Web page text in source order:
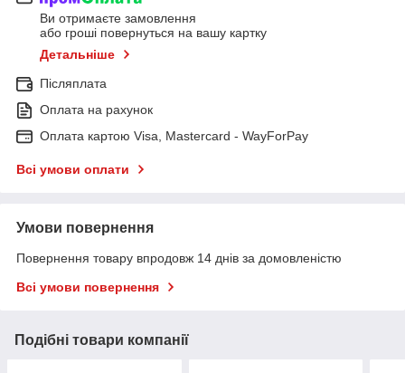
Ви отримаєте замовлення
або гроші повернуться на вашу картку
Детальніше
Післяплата
Оплата на рахунок
Оплата картою Visa, Mastercard - WayForPay
Всі умови оплати
Умови повернення
Повернення товару впродовж 14 днів за домовленістю
Всі умови повернення
Подібні товари компанії